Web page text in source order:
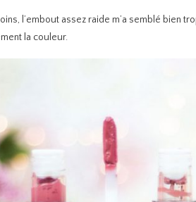
l’embout assez raide m’a semblé bien
la couleur.